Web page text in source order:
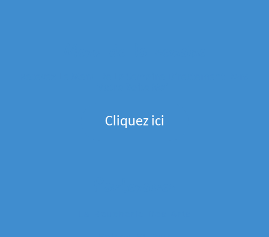
Cliquez ici